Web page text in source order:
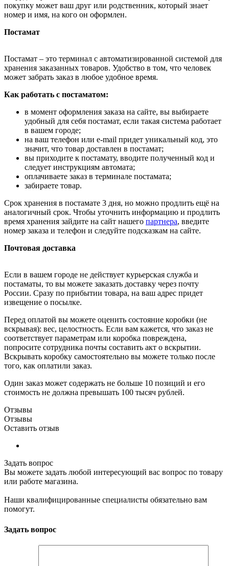
покупку может ваш друг или родственник, который знает
номер и имя, на кого он оформлен.
Постамат
Постамат – это терминал с автоматизированной системой для
хранения заказанных товаров. Удобство в том, что человек
может забрать заказ в любое удобное время.
Как работать с постаматом:
в момент оформления заказа на сайте, вы выбираете
удобный для себя постамат, если такая система работает
в вашем городе;
на ваш телефон или e-mail придет уникальный код, это
значит, что товар доставлен в постамат;
вы приходите к постамату, вводите полученный код и
следует инструкциям автомата;
оплачиваете заказ в терминале постамата;
забираете товар.
Срок хранения в постамате 3 дня, но можно продлить ещё на
аналогичный срок. Чтобы уточнить информацию и продлить
время хранения зайдите на сайт нашего партнера, введите
номер заказа и телефон и следуйте подсказкам на сайте.
Почтовая доставка
Если в вашем городе не действует курьерская служба и
постаматы, то вы можете заказать доставку через почту
России. Сразу по прибытии товара, на ваш адрес придет
извещение о посылке.
Перед оплатой вы можете оценить состояние коробки (не
вскрывая): вес, целостность. Если вам кажется, что заказ не
соответствует параметрам или коробка повреждена,
попросите сотрудника почты составить акт о вскрытии.
Вскрывать коробку самостоятельно вы можете только после
того, как оплатили заказ.
Один заказ может содержать не больше 10 позиций и его
стоимость не должна превышать 100 тысяч рублей.
Отзывы
Отзывы
Оставить отзыв
Задать вопрос
Вы можете задать любой интересующий вас вопрос по товару
или работе магазина.
Наши квалифицированные специалисты обязательно вам
помогут.
Задать вопрос